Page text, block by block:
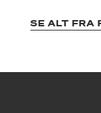
SE ALT FRA